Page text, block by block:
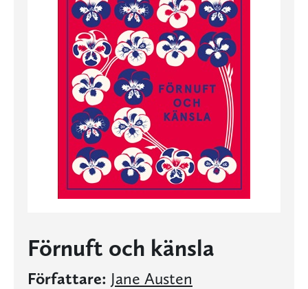
Förnuft och känsla
Författare: Jane Austen